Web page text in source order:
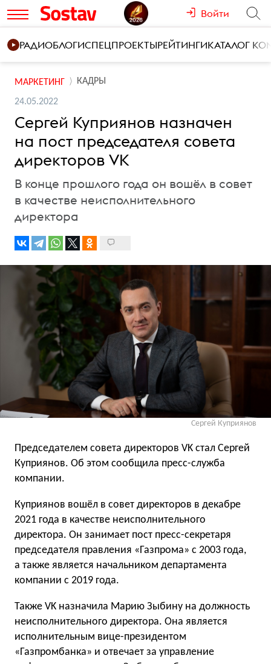
Войти
РАДИОБЛОГИСПЕЦПРОЕКТЫРЕЙТИНГИКАТАЛОГ
МАРКЕТИНГ КАДРЫ
24.05.2022
Сергей Куприянов назначен
на пост председателя совета
директоров VK
В конце прошлого года он вошёл в совет
в качестве неисполнительного
директора
Сергей Куприянов
Председателем совета директоров VK стал Сергей
Куприянов. Об этом сообщила пресс-служба
компании.
Куприянов вошёл в совет директоров в декабре
2021 года в качестве неисполнительного
директора. Он занимает пост пресс-секретаря
председателя правления «Газпрома» с 2003 года,
а также является начальником департамента
компании с 2019 года.
Также VK назначила Марию Зыбину на должность
неисполнительного директора. Она является
исполнительным вице-президентом
«Газпромбанка» и отвечает за управление